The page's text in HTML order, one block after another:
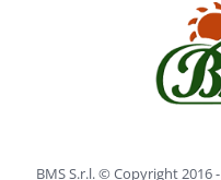
BMS S.r.l. © Copyright 2016 -